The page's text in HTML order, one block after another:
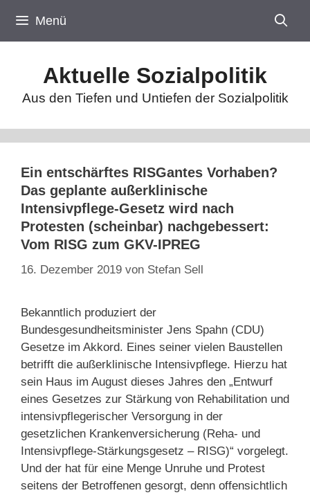
Inhalt
springen
Menü
Aktuelle Sozialpolitik
Aus den Tiefen und Untiefen der Sozialpolitik
Ein entschärftes RISGantes Vorhaben?
Das geplante außerklinische
Intensivpflege-Gesetz wird nach
Protesten (scheinbar) nachgebessert:
Vom RISG zum GKV-IPREG
16. Dezember 2019 von Stefan Sell
Bekanntlich produziert der
Bundesgesundheitsminister Jens Spahn (CDU)
Gesetze im Akkord. Eines seiner vielen Baustellen
betrifft die außerklinische Intensivpflege. Hierzu hat
sein Haus im August dieses Jahres den „Entwurf
eines Gesetzes zur Stärkung von Rehabilitation und
intensivpflegerischer Versorgung in der
gesetzlichen Krankenversicherung (Reha- und
Intensivpflege-Stärkungsgesetz – RISG)“ vorgelegt.
Und der hat für eine Menge Unruhe und Protest
seitens der Betroffenen gesorgt, denn offensichtlich